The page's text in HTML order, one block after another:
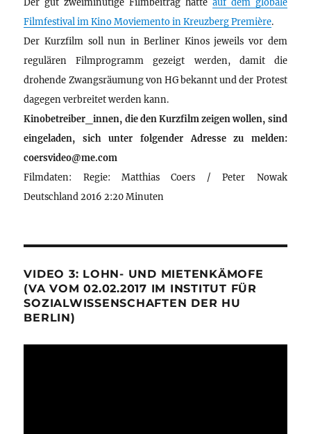
Der gut zweiminütige Filmbeitrag hatte auf dem globale
Filmfestival im Kino Moviemento in Kreuzberg Première.
Der Kurzfilm soll nun in Berliner Kinos jeweils vor dem
regulären Filmprogramm gezeigt werden, damit die
drohende Zwangsräumung von HG bekannt und der Protest
dagegen verbreitet werden kann.
Kinobetreiber_innen, die den Kurzfilm zeigen wollen, sind
eingeladen, sich unter folgender Adresse zu melden:
coersvideo@me.com
Filmdaten: Regie: Matthias Coers / Peter Nowak
Deutschland 2016 2:20 Minuten
VIDEO 3: LOHN- UND MIETENKÄMOFE
(VA VOM 02.02.2017 IM INSTITUT FÜR
SOZIALWISSENSCHAFTEN DER HU
BERLIN)